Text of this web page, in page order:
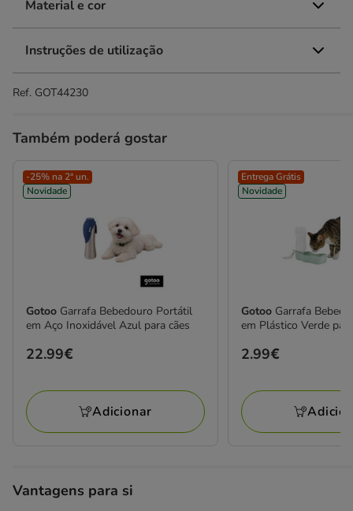
Material e cor
Instruções de utilização
Ref. GOT44230
Também poderá gostar
-25% na 2ª un.
Novidade
Gotoo Garrafa Bebedouro Portátil
em Aço Inoxidável Azul para cães
Preço
22.99€
Adicionar
Entrega Grátis
Novidade
Gotoo Garrafa
em Plástico Verde
Preço
2.99€
Vantagens para si